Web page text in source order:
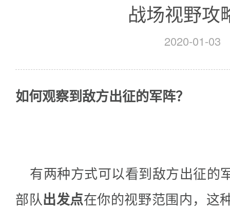
战场视野
2020-01-03
如何观察到敌方出征的军阵？
有两种方式可以看到敌方出征的
部队出发点在你的视野范围内，这